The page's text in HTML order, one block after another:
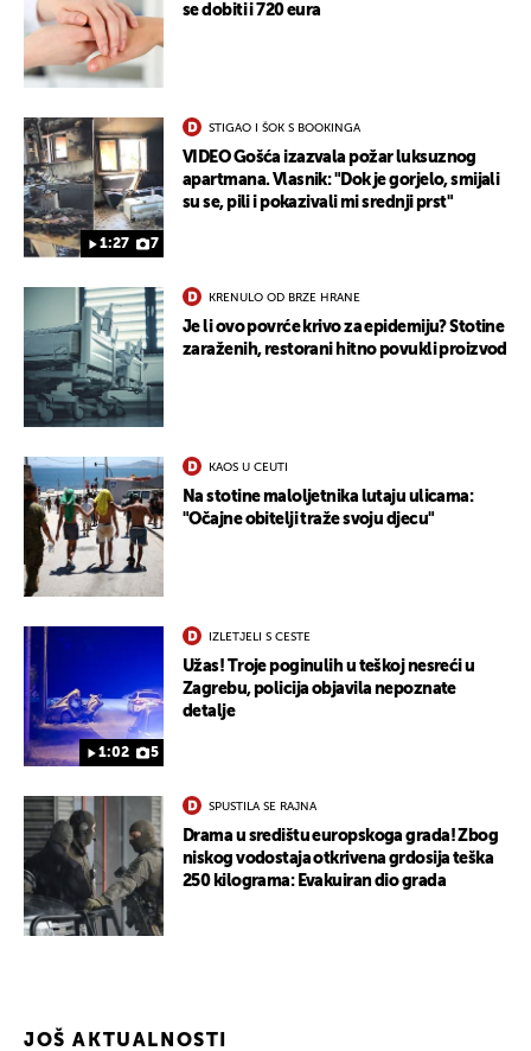
se dobiti i 720 eura
1:27 7
STIGAO I ŠOK S BOOKINGA
VIDEO Gošća izazvala požar luksuznog
apartmana. Vlasnik: "Dok je gorjelo, smijali
su se, pili i pokazivali mi srednji prst"
KRENULO OD BRZE HRANE
Je li ovo povrće krivo za epidemiju? Stotine
zaraženih, restorani hitno povukli proizvod
KAOS U CEUTI
Na stotine maloljetnika lutaju ulicama:
"Očajne obitelji traže svoju djecu"
1:02 5
IZLETJELI S CESTE
Užas! Troje poginulih u teškoj nesreći u
Zagrebu, policija objavila nepoznate
detalje
SPUSTILA SE RAJNA
Drama u središtu europskoga grada! Zbog
niskog vodostaja otkrivena grdosija teška
250 kilograma: Evakuiran dio grada
JOŠ AKTUALNOSTI
UKLJUČITE NOTIFIKACIJE